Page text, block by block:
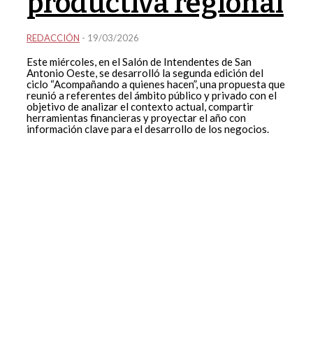
REDACCIÓN - 19/03/2026
Este miércoles, en el Salón de Intendentes de San
Antonio Oeste, se desarrolló la segunda edición del
ciclo “Acompañando a quienes hacen”, una propuesta que
reunió a referentes del ámbito público y privado con el
objetivo de analizar el contexto actual, compartir
herramientas financieras y proyectar el año con
información clave para el desarrollo de los negocios.